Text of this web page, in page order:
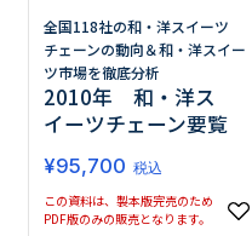
全国118社の和・洋スイーツ
チェーンの動向＆和・洋スイー
ツ市場を徹底分析
2010年 和・洋ス
イーツチェーン要覧
¥95,700 税込
この資料は、製本版完売のため
PDF版のみの販売となります。